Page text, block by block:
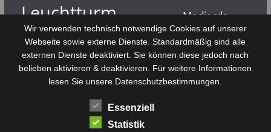
Leuchtturm Mahdia Majerda Medjerda
Monastir Médenine Nabeul Nouvelair Punier
Rundfunk Römer Salzsee Sebkha
Sfax Sidi Bou Said Souk El Arba Sousse
Stadt Tabarka Telekommunikation
Wir verwenden technisch notwendige Cookies auf unserer
Webseite sowie externe Dienste. Standardmäßig sind alle
externen Dienste deaktiviert. Sie können diese jedoch nach
belieben aktivieren & deaktivieren. Für weitere Informationen
lesen Sie unsere Datenschutzbestimmungen.
Essenziell
Statistik